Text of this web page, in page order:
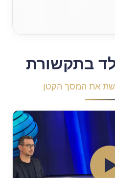
בתקשורת
את המסך הקטן